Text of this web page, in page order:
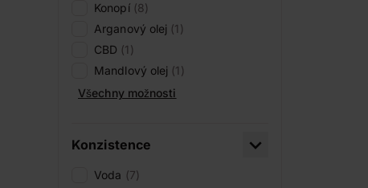
Konopí (8)
Arganový olej (1)
CBD (1)
Mandlový olej (1)
Všechny možnosti
Konzistence
Voda (7)